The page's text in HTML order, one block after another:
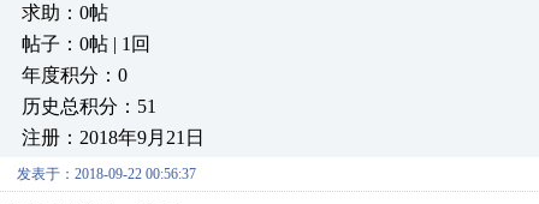
求助：0帖
帖子：0帖 | 1回
年度积分：0
历史总积分：51
注册：2018年9月21日
发表于：2018-09-22 00:56:37